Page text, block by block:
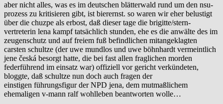
aber nicht alles, was es im deutschen blätterwald rund um den nsu-
prozess zu kritisieren gibt, ist bierernst. so waren wir eher belustigt
über die chuzpe als erbost, daß dieser tage die brigitte/stern-
vertreterin lena kampf tatsächlich stunden, ehe es die anwälte des im
zeugenschutz und auf freiem fuß befindlichen mitangeklagten
carsten schultze (der uwe mundlos und uwe böhnhardt vermeintlich
jene česká besorgt hatte, die bei fast allen fraglichen morden
federführend im einsatz war) offiziell vor gericht verkündeten,
bloggte, daß schultze nun doch auch fragen der
einstigen führungsfigur der NPD jena, dem mutmaßlichem
ehemaligen v-mann ralf wohlleben beantworten wolle…